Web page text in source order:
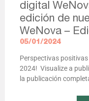
digital
edición de
WeNova –
05/01/2024
Perspectivas
2024! Visualize a
la publicación